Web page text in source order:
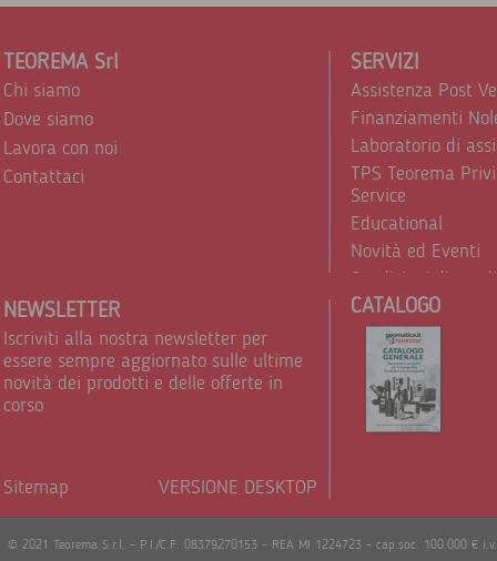
TEOREMA Srl
Chi siamo
Dove siamo
Lavora con noi
Contattaci
SERVIZI
Assistenza Post
Finanziamenti
Laboratorio di
TPS Teorema
Service
Educational
Novità ed Eventi
Condizioni di
Trattamento dei
NEWSLETTER
Iscriviti alla nostra newsletter per
essere sempre aggiornato sulle ultime
novità dei prodotti e delle offerte in
corso
Sitemap VERSIONE DESKTOP
CATALOGO
© 2021 Teorema S.r.l. - P.I./C.F. 08379270153 - REA MI 1224723 - cap.soc. 100.000 €